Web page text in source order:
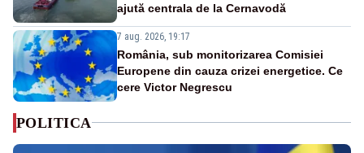
ajută centrala de la Cernavodă
7 aug. 2026, 19:17
România, sub monitorizarea Comisiei
Europene din cauza crizei energetice. Ce
cere Victor Negrescu
POLITICA